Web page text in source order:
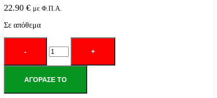
22.90 € με Φ.Π.Α.
Σε απόθεμα
ΜΟΤΟ
5W40
XTC
C60
BARDAHL
JASO
ΑΓΌΡΑΣΕ ΤΟ